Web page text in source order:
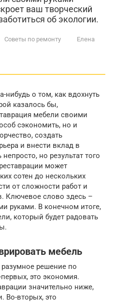
ваш творческий
об экологии.
Советы по ремонту
Елена
о том, как вдохнуть
казалось бы,
мебели своими
сэкономить, но и
создать
и внести вклад в
но результат того
может
сотен до нескольких
от сложности работ и
Ключевое слово здесь –
руками. В конечном итоге,
который будет радовать
мебель
решение по
это экономия.
значительно ниже,
Во-вторых, это